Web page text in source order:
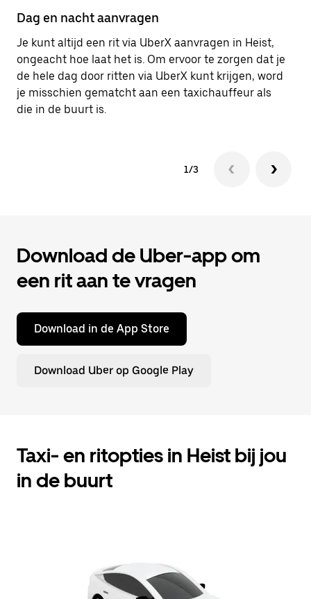
Dag en nacht aanvragen
Je kunt altijd een rit via UberX aanvragen in Heist,
ongeacht hoe laat het is. Om ervoor te zorgen dat je
de hele dag door ritten via UberX kunt krijgen, word
je misschien gematcht aan een taxichauffeur als
die in de buurt is.
1/3
Download de Uber-app om
een rit aan te vragen
Download in de App Store
Download Uber op Google Play
Taxi- en ritopties in Heist bij jou
in de buurt